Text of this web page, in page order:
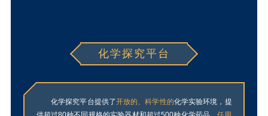
化学探究平台
化学探究平台提供了开放的、科学性的化学实验环境，提